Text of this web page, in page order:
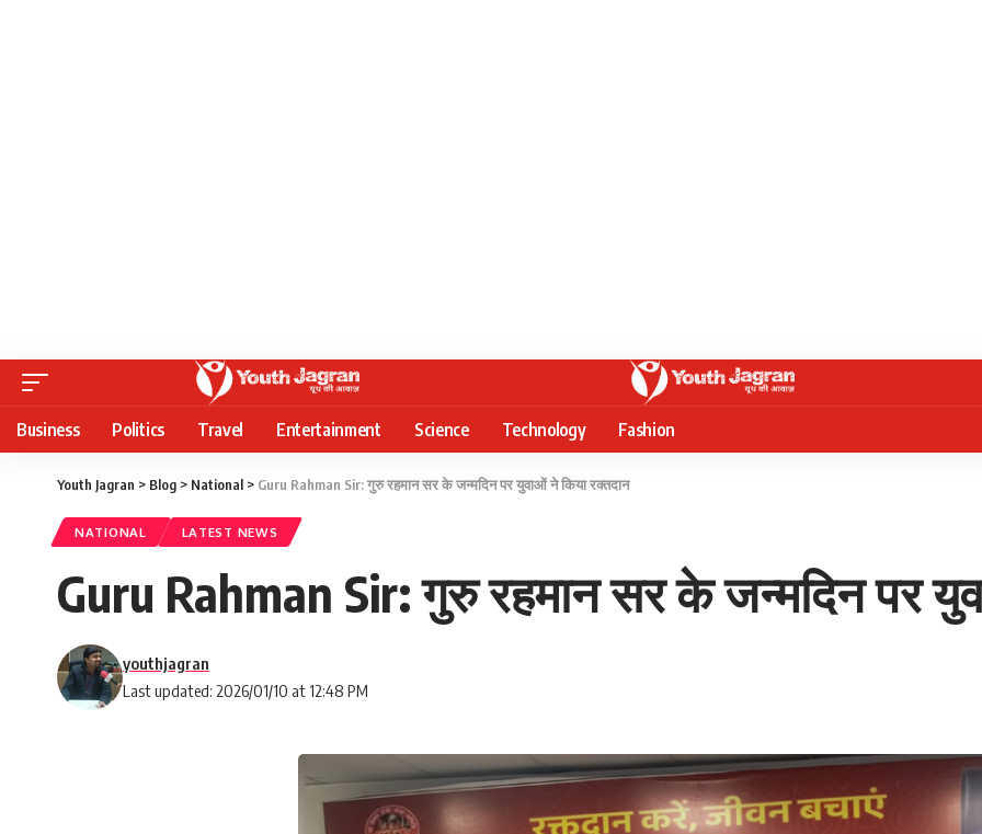
Business Politics Travel Entertainment Science Technology Fashion
Youth Jagran > Blog > National > Guru Rahman Sir: गुरु रहमान सर के जन्मदिन पर युवाओं ने किया रक्तदान
NATIONAL LATEST NEWS
Guru Rahman Sir: गुरु रहमान सर के जन्मदिन पर
Last updated: 2026/01/10 at 12:48 PM
youthjagran